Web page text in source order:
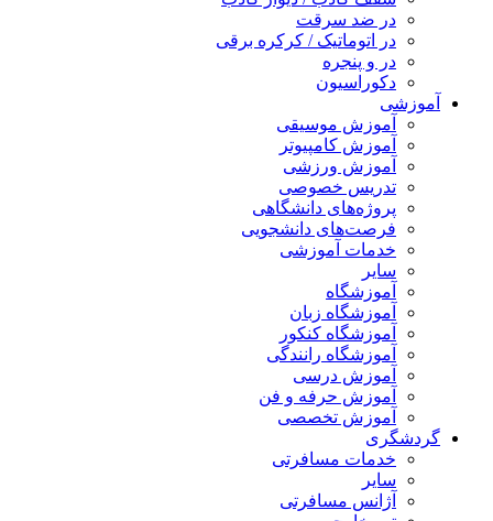
در ضد سرقت
در اتوماتیک / کرکره برقی
در و پنجره
دکوراسیون
آموزشی
آموزش موسیقی
آموزش کامپیوتر
آموزش ورزشی
تدریس خصوصی
پروژه‌های دانشگاهی
فرصت‌های دانشجویی
خدمات آموزشی
سایر
آموزشگاه
آموزشگاه زبان
آموزشگاه کنکور
آموزشگاه رانندگی
آموزش درسی
آموزش حرفه و فن
آموزش تخصصی
گردشگری
خدمات مسافرتی
سایر
آژانس مسافرتی